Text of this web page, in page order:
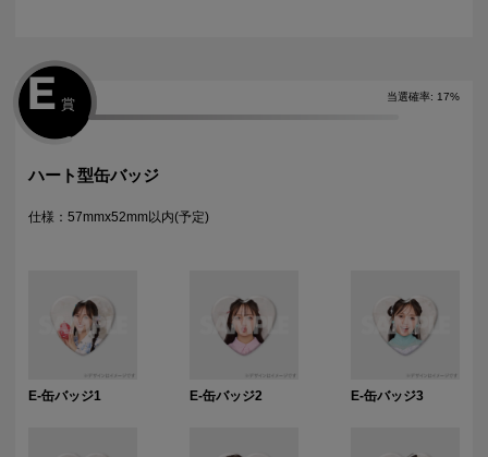
当選確率: 17%
E 賞
ハート型缶バッジ
仕様：57mmx52mm以内(予定)
E-缶バッジ1 E-缶バッジ2 E-缶バッジ3